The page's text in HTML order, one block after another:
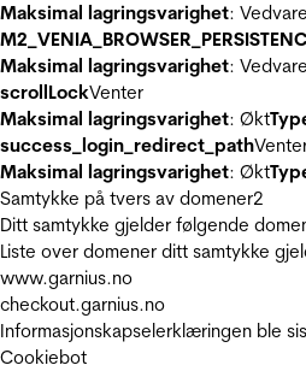
Maksimal lagringsvarighet:
Maksimal lagringsvarighet:
scrollLockVenter
Maksimal lagringsvarighet: Økt
success_login_redirect_path
Maksimal lagringsvarighet: Økt
Samtykke på tvers av domener2
Ditt samtykke gjelder følgende
Liste over domener ditt samtykke
www.garnius.no
checkout.garnius.no
Informasjonskapselerklæringen ble
Cookiebot